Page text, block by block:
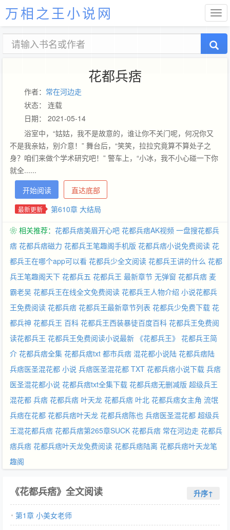
万相之王小说网
花都兵痞
作者： 常在河边走
状态： 连载
日期： 2021-05-14
浴室中，“姑姑，我不是故意的，谁让你不关门呢，何况你又
不是我亲姑，别介意！” 舞台后，“笑笑，拉拉究竟算不算处子之
身？咱们来做个学术研究吧！” 警车上，“小冰，我不小心碰一下你
就全......
开始阅读
直达底部
最新更新 第610章 大结局
❀ 相关推荐： 花都兵痞美眉开心吧 花都兵痞AK视频 一盘搜花都兵
痞 花都兵痞磁力 花都兵王笔趣阁手机版 花都兵痞小说免费阅读 花
都兵王在哪个app可以看 花都兵少全文阅读 花都兵王讲的什么 花都
兵王笔趣阁天下 花都兵五 花都兵王 最新章节 无弹窗 花都兵痞 麦
霸老吴 花都兵王在线全文免费阅读 花都兵王人物介绍 小说花都兵
王免费阅读 花都兵痞 花都兵王最新章节列表 花都兵少免费下载 花
都兵神 花都兵王 百科 花都兵王西装暴徒百度百科 花都兵王免费阅
读花都兵王 花都兵王免费阅读小说最新 《花都兵王》 花都兵王简
介 花都兵痞全集 花都兵痞txt 都市兵痞 混花都小说陆 花都兵痞陆
兵痞医圣混花都 小说 兵痞医圣混花都 TXT 花都兵痞小说下载 兵痞
医圣混花都小说 花都兵痞txt全集下载 花都兵痞无删减版 超级兵王
混花都 兵痞 花都兵痞 叶天龙 花都兵痞 叶北 花都兵痞女主角 流氓
兵痞在花都 花都兵痞叶天龙 花都兵痞陈也 兵痞医圣混花都 超级兵
王混花都兵痞 花都兵痞第265章SUCK 花都兵痞 常在河边走 花都兵
痞兵痞 花都兵痞叶天龙免费阅读 花都兵痞陆离 花都兵痞叶天龙笔
趣阁
《花都兵痞》全文阅读 升序↑
第1章 小美女老师